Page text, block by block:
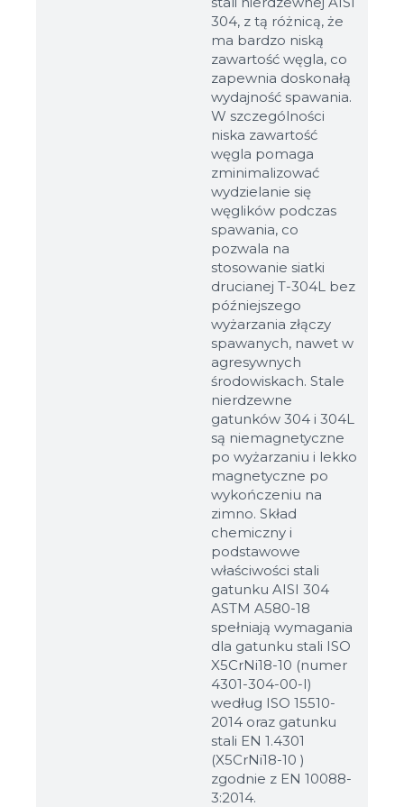
304, z tą różnicą, że
ma bardzo niską
zawartość węgla, co
zapewnia doskonałą
wydajność spawania.
W szczególności
niska zawartość
węgla pomaga
zminimalizować
wydzielanie się
węglików podczas
spawania, co
pozwala na
stosowanie siatki
drucianej T-304L bez
późniejszego
wyżarzania złączy
spawanych, nawet w
agresywnych
środowiskach. Stale
nierdzewne
gatunków 304 i 304L
są niemagnetyczne
po wyżarzaniu i lekko
magnetyczne po
wykończeniu na
zimno. Skład
chemiczny i
podstawowe
właściwości stali
gatunku AISI 304
ASTM A580-18
spełniają wymagania
dla gatunku stali ISO
X5CrNi18-10 (numer
4301-304-00-I)
według ISO 15510-
2014 oraz gatunku
stali EN 1.4301
(X5CrNi18-10 )
zgodnie z EN 10088-
3:2014.